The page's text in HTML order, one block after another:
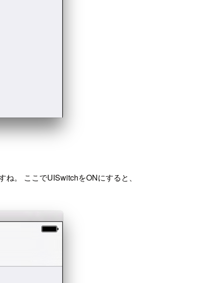
。 ここでUISwitchをONにすると、